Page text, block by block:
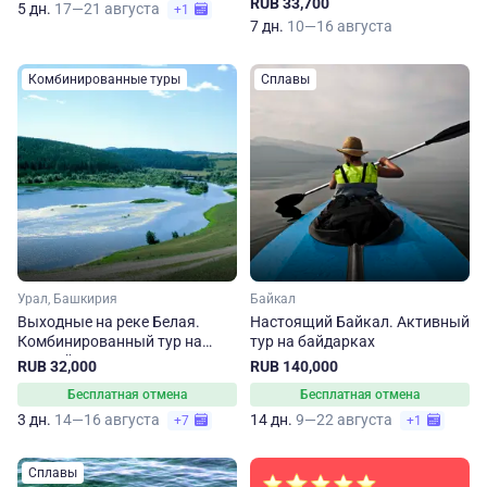
5 дн. 17—21 августа +1
7 дн. 10—16 августа
Комбинированные туры
Урал, Башкирия
Выходные на реке Белая.
Комбинированный тур на
Южный Урал
RUB 32,000
Бесплатная отмена
3 дн. 14—16 августа +7
Сплавы
Байкал
Настоящий Байкал. Активный
тур на байдарках
RUB 140,000
Бесплатная отмена
14 дн. 9—22 августа +1
Сплавы